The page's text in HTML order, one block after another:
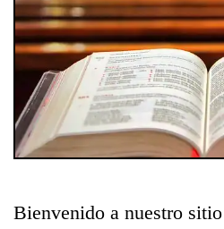
Bienvenido a nuestro